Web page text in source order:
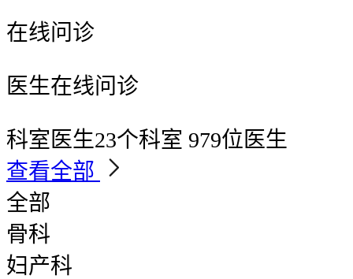
在线问诊
医生在线问诊
科室医生23个科室 979位医生
查看全部
全部
骨科
妇产科